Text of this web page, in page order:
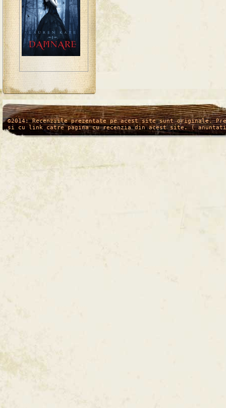
/* */
©2014: Recenziile prezentate pe acest site sunt originale.
si cu link catre pagina cu recenzia din acest site. (